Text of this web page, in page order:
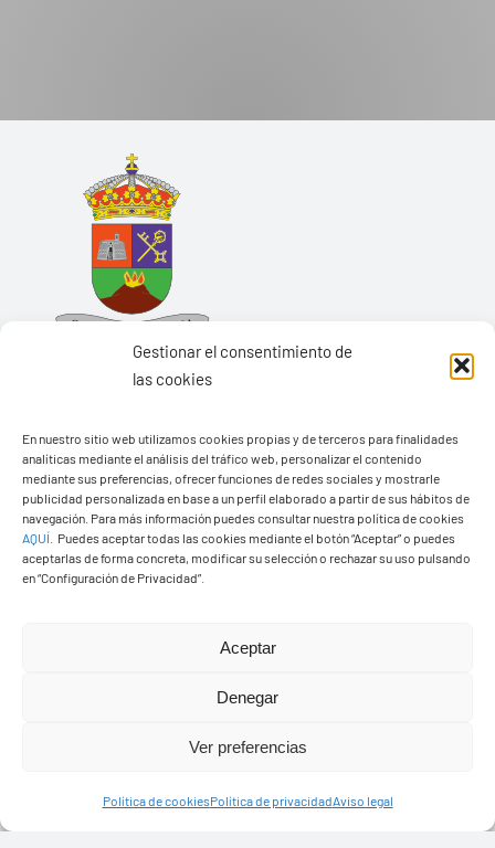
Gestionar el consentimiento de
las cookies
En nuestro sitio web utilizamos cookies propias y de terceros para finalidades
analíticas mediante el análisis del tráfico web, personalizar el contenido
mediante sus preferencias, ofrecer funciones de redes sociales y mostrarle
publicidad personalizada en base a un perfil elaborado a partir de sus hábitos de
navegación. Para más información puedes consultar nuestra política de cookies
AQUÍ
Puedes aceptar todas las cookies mediante el botón “Aceptar” o puedes
aceptarlas de forma concreta, modificar su selección o rechazar su uso pulsando
en “Configuración de Privacidad”.
Aceptar
Denegar
Ver preferencias
Política de cookiesPolítica de privacidadAviso legal
Ayuntamiento de Yaiza
Pza. de Los Remedios, 1
35570 – Yaiza
Tel:928 83 62 20
© Copyright2026 Ayuntamiento de Yaiza - Todos los